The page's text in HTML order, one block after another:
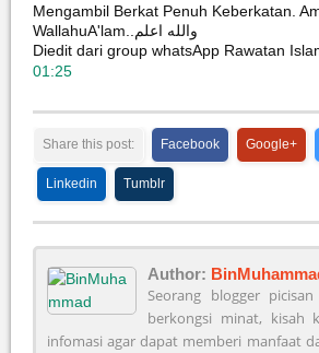
Mengambil Berkat Penuh Keberkatan.
Diedit dari group whatsApp Rawatan
01:25
Share this post: Facebook Google+
Linkedin Tumblr
Author:
Seorang blogger
berkongsi minat, kisah
infomasi agar dapat memberi manfaat